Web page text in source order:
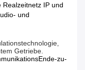
IP und
und
Getriebe.
zu-